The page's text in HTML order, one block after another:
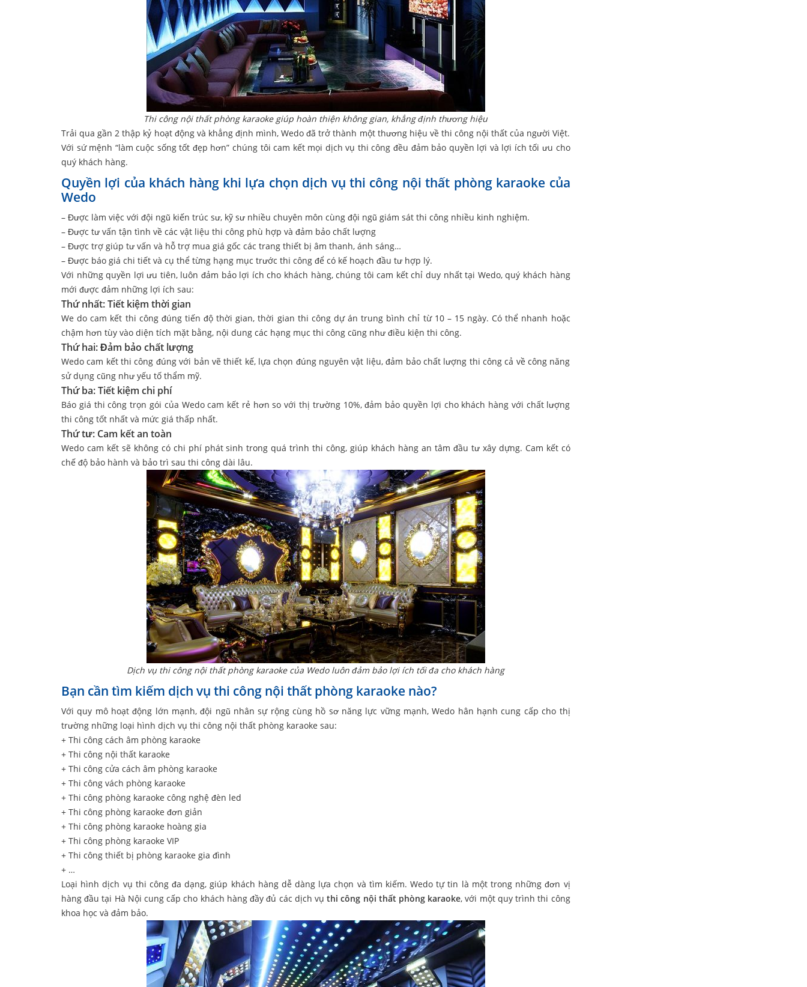
Thi công nội thất phòng karaoke giúp hoàn thiện không gian, khẳng định thương hiệu
Trải qua gần 2 thập kỷ hoạt động và khẳng định mình, Wedo đã trở thành một thương hiệu về thi công nội thất của người Việt.
Với sứ mệnh “làm cuộc sống tốt đẹp hơn” chúng tôi cam kết mọi dịch vụ thi công đều đảm bảo quyền lợi và lợi ích tối ưu cho
quý khách hàng.
Quyền lợi của khách hàng khi lựa chọn dịch vụ thi công nội thất phòng karaoke của
Wedo
– Được làm việc với đội ngũ kiến trúc sư, kỹ sư nhiều chuyên môn cùng đội ngũ giám sát thi công nhiều kinh nghiệm.
– Được tư vấn tận tình về các vật liệu thi công phù hợp và đảm bảo chất lượng
– Được trợ giúp tư vấn và hỗ trợ mua giá gốc các trang thiết bị âm thanh, ánh sáng…
– Được báo giá chi tiết và cụ thể từng hạng mục trước thi công để có kế hoạch đầu tư hợp lý.
Với những quyền lợi ưu tiên, luôn đảm bảo lợi ích cho khách hàng, chúng tôi cam kết chỉ duy nhất tại Wedo, quý khách hàng
mới được đảm những lợi ích sau:
Thứ nhất: Tiết kiệm thời gian
We do cam kết thi công đúng tiến độ thời gian, thời gian thi công dự án trung bình chỉ từ 10 – 15 ngày. Có thể nhanh hoặc
chậm hơn tùy vào diện tích mặt bằng, nội dung các hạng mục thi công cũng như điều kiện thi công.
Thứ hai: Đảm bảo chất lượng
Wedo cam kết thi công đúng với bản vẽ thiết kế, lựa chọn đúng nguyên vật liệu, đảm bảo chất lượng thi công cả về công năng
sử dụng cũng như yếu tố thẩm mỹ.
Thứ ba: Tiết kiệm chi phí
Báo giá thi công trọn gói của Wedo cam kết rẻ hơn so với thị trường 10%, đảm bảo quyền lợi cho khách hàng với chất lượng
thi công tốt nhất và mức giá thấp nhất.
Thứ tư: Cam kết an toàn
Wedo cam kết sẽ không có chi phí phát sinh trong quá trình thi công, giúp khách hàng an tâm đầu tư xây dựng. Cam kết có
chế độ bảo hành và bảo trì sau thi công dài lâu.
Dịch vụ thi công nội thất phòng karaoke của Wedo luôn đảm bảo lợi ích tối đa cho khách hàng
Bạn cần tìm kiếm dịch vụ thi công nội thất phòng karaoke nào?
Với quy mô hoạt động lớn mạnh, đội ngũ nhân sự rộng cùng hồ sơ năng lực vững mạnh, Wedo hân hạnh cung cấp cho thị
trường những loại hình dịch vụ thi công nội thất phòng karaoke sau:
+ Thi công cách âm phòng karaoke
+ Thi công nội thất karaoke
+ Thi công cửa cách âm phòng karaoke
+ Thi công vách phòng karaoke
+ Thi công phòng karaoke công nghệ đèn led
+ Thi công phòng karaoke đơn giản
+ Thi công phòng karaoke hoàng gia
+ Thi công phòng karaoke VIP
+ Thi công thiết bị phòng karaoke gia đình
+ …
Loại hình dịch vụ thi công đa dạng, giúp khách hàng dễ dàng lựa chọn và tìm kiếm. Wedo tự tin là một trong những đơn vị
hàng đầu tại Hà Nội cung cấp cho khách hàng đầy đủ các dịch vụthi công nội thất phòng karaoke, với một quy trình thi công
khoa học và đảm bảo.